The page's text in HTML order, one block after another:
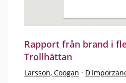
Rapport från brand i
Trollhättan
Larsson, Coogan ·